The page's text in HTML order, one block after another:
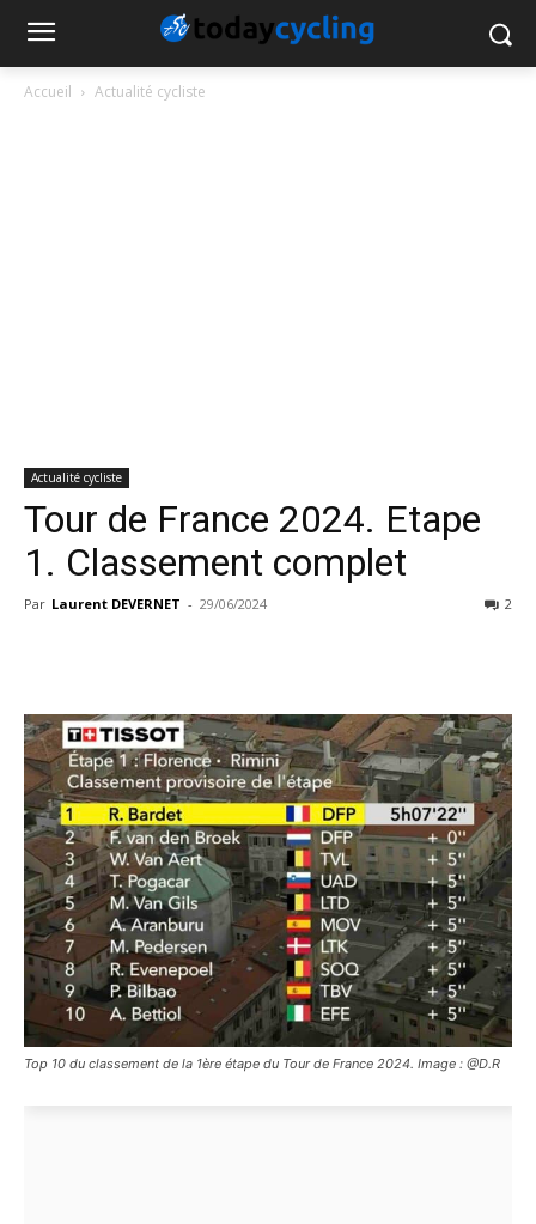
Accueil Actualité cycliste
Actualité cycliste
Tour de France 2024. Etape
1. Classement complet
Par Laurent DEVERNET - 29/06/2024 2
Top 10 du classement de la 1ère étape du Tour de France 2024. Image : @D.R